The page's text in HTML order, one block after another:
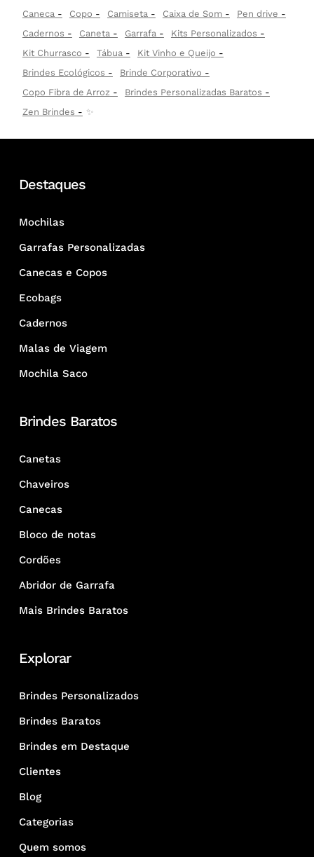
Caneca
Copo Camiseta Caixa de Som
Pen drive
Cadernos
Caneta Garrafa
Kits Personalizados
Kit Churrasco
Tábua
Kit Vinho e Queijo
Brindes Ecológicos
Brinde Corporativo
Copo Fibra de Arroz
Brindes Personalizadas Baratos
Zen Brindes
✨
Destaques
Mochilas
Garrafas Personalizadas
Canecas e Copos
Ecobags
Cadernos
Malas de Viagem
Mochila Saco
Brindes Baratos
Canetas
Chaveiros
Canecas
Bloco de notas
Cordões
Abridor de Garrafa
Mais Brindes Baratos
Explorar
Brindes Personalizados
Brindes Baratos
Brindes em Destaque
Clientes
Blog
Categorias
Quem somos